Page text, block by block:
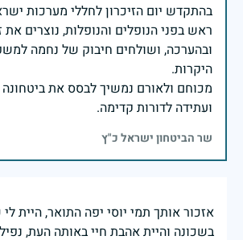
בהתקדש יום הזיכרון לחללי מערכות
ראש בפני הנופלים והנופלות, נוצרים
ובהערכה, ושולחים חיבוק של נחמה
מכוחם ולאורם נמשיך לבסס את
ועתידה לדורות קדימה.
שר הביטחון ישראל כ"ץ
אזכור אותך תמי יוסי יפה התואר, היית לי
בשכונה והיית אהבת חיי באותה העת,